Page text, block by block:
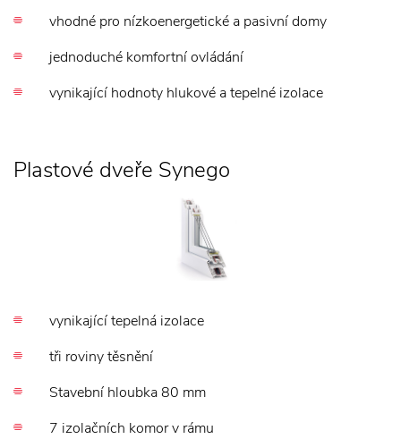
vhodné pro nízkoenergetické a pasivní domy
jednoduché komfortní ovládání
vynikající hodnoty hlukové a tepelné izolace
Plastové dveře Synego
vynikající tepelná izolace
tři roviny těsnění
Stavební hloubka 80 mm
7 izolačních komor v rámu